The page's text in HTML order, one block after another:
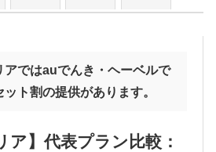
アではauでんき・ヘーベルで
ト割の提供があります。
ア】代表プラン比較：